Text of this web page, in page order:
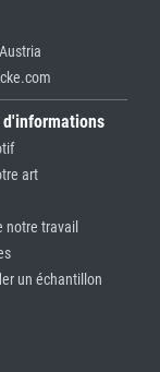
d'informations
art
notre travail
un échantillon